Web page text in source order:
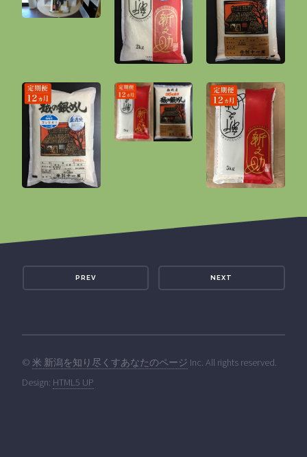
PREV NEXT
© 米 新潟を知り尽くすあなたのページ Inc. All rights reserved.
Design: HTML5 UP